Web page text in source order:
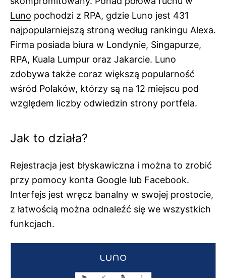
Luno pochodzi z RPA, gdzie Luno jest 431
najpopularniejszą stroną według rankingu Alexa.
Firma posiada biura w Londynie, Singapurze,
RPA, Kuala Lumpur oraz Jakarcie. Luno
zdobywa także coraz większą popularność
wśród Polaków, którzy są na 12 miejscu pod
względem liczby odwiedzin strony portfela.
Jak to działa?
Rejestracja jest błyskawiczna i można to zrobić
przy pomocy konta Google lub Facebook.
Interfejs jest wręcz banalny w swojej prostocie,
z łatwością można odnaleźć się we wszystkich
funkcjach.